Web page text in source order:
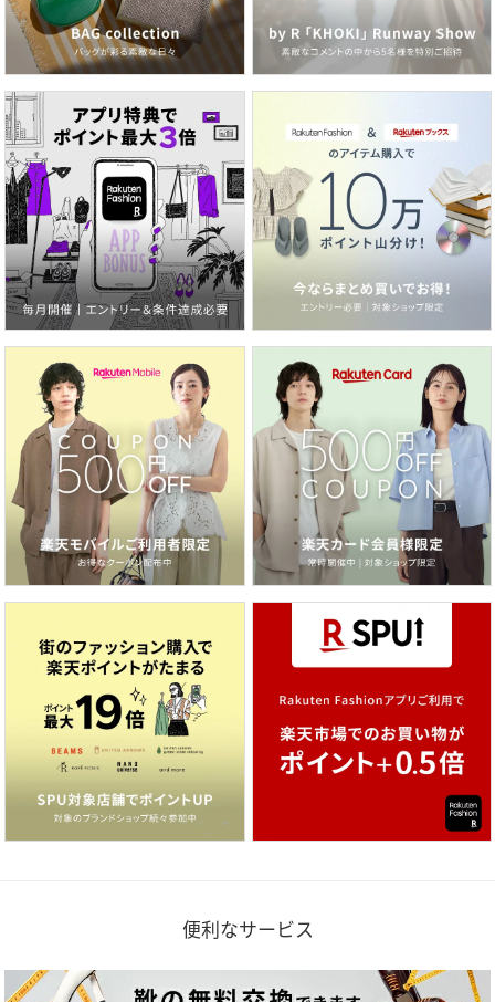
便利なサービス